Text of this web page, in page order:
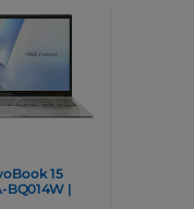
15
BQ014W |